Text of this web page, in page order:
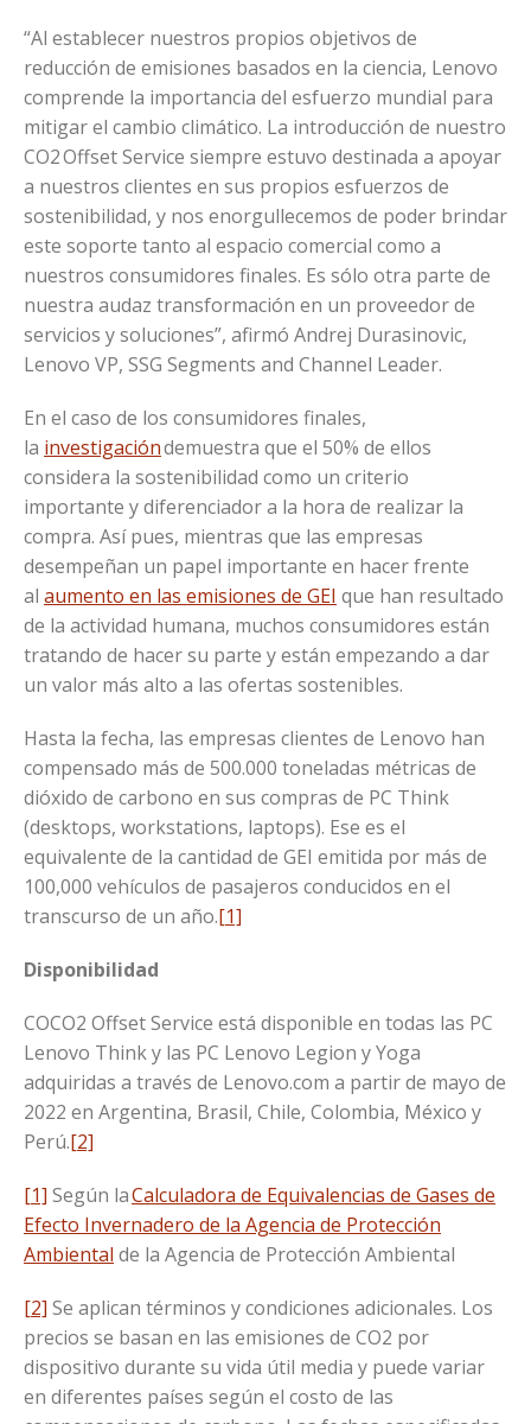
“Al establecer nuestros propios objetivos de
reducción de emisiones basados en la ciencia, Lenovo
comprende la importancia del esfuerzo mundial para
mitigar el cambio climático. La introducción de nuestro
CO2 Offset Service siempre estuvo destinada a apoyar
a nuestros clientes en sus propios esfuerzos de
sostenibilidad, y nos enorgullecemos de poder brindar
este soporte tanto al espacio comercial como a
nuestros consumidores finales. Es sólo otra parte de
nuestra audaz transformación en un proveedor de
servicios y soluciones”, afirmó Andrej Durasinovic,
Lenovo VP, SSG Segments and Channel Leader.
En el caso de los consumidores finales,
la investigacióndemuestra que el 50% de ellos
considera la sostenibilidad como un criterio
importante y diferenciador a la hora de realizar la
compra. Así pues, mientras que las empresas
desempeñan un papel importante en hacer frente
al aumento en las emisiones de GEI que han resultado
de la actividad humana, muchos consumidores están
tratando de hacer su parte y están empezando a dar
un valor más alto a las ofertas sostenibles.
Hasta la fecha, las empresas clientes de Lenovo han
compensado más de 500.000 toneladas métricas de
dióxido de carbono en sus compras de PC Think
(desktops, workstations, laptops). Ese es el
equivalente de la cantidad de GEI emitida por más de
100,000 vehículos de pasajeros conducidos en el
transcurso de un año.[1]
Disponibilidad
COCO2 Offset Service está disponible en todas las PC
Lenovo Think y las PC Lenovo Legion y Yoga
adquiridas a través de Lenovo.com a partir de mayo de
2022 en Argentina, Brasil, Chile, Colombia, México y
Perú.[2]
[1] Según laCalculadora de Equivalencias de Gases de
Efecto Invernadero de la Agencia de Protección
Ambiental de la Agencia de Protección Ambiental
[2] Se aplican términos y condiciones adicionales. Los
precios se basan en las emisiones de CO2 por
dispositivo durante su vida útil media y puede variar
en diferentes países según el costo de las